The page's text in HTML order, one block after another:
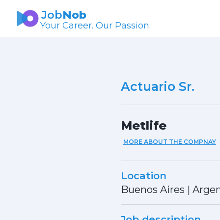
JobNob
Your Career. Our Passion.
Actuario Sr.
Metlife
MORE ABOUT THE COMPNAY
Location
Buenos Aires |